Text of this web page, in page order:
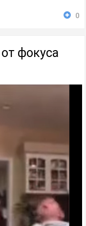
0
фокуса